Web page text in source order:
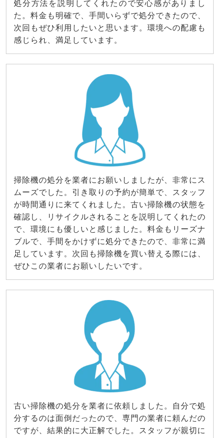
処分方法を説明してくれたので安心感がありまし
た。料金も明確で、手間いらずで処分できたので、
次回もぜひ利用したいと思います。環境への配慮も
感じられ、満足しています。
掃除機の処分を業者にお願いしましたが、非常にス
ムーズでした。引き取りの予約が簡単で、スタッフ
が時間通りに来てくれました。古い掃除機の状態を
確認し、リサイクルされることを説明してくれたの
で、環境にも優しいと感じました。料金もリーズナ
ブルで、手間をかけずに処分できたので、非常に満
足しています。次回も掃除機を買い替える際には、
ぜひこの業者にお願いしたいです。
古い掃除機の処分を業者に依頼しました。自分で処
分するのは面倒だったので、専門の業者に頼んだの
ですが、結果的に大正解でした。スタッフが親切に